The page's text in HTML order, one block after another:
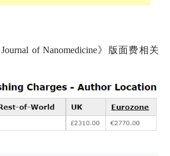
Journal of Nanomedicine》版面费相关